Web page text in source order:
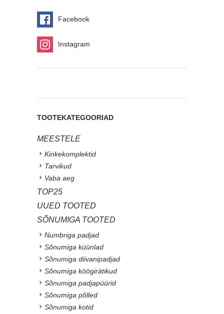
Facebook
Instagram
TOOTEKATEGOORIAD
MEESTELE
Kinkekomplektid
Tarvikud
Vaba aeg
TOP25
UUED TOOTED
SÕNUMIGA TOOTED
Numbriga padjad
Sõnumiga küünlad
Sõnumiga diivanipadjad
Sõnumiga köögirätikud
Sõnumiga padjapüürid
Sõnumiga põlled
Sõnumiga kotid